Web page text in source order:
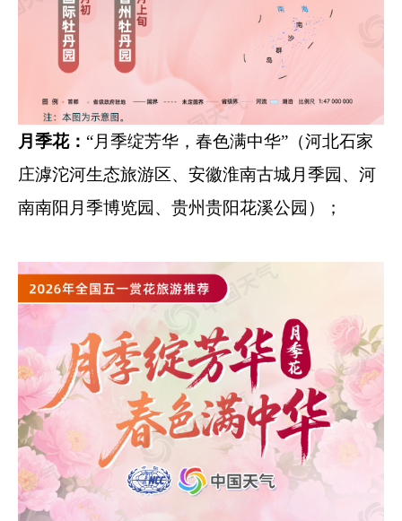
月季花： “月季绽芳华，春色满中华”（河北石家
庄滹沱河生态旅游区、安徽淮南古城月季园、河
南南阳月季博览园、贵州贵阳花溪公园）；